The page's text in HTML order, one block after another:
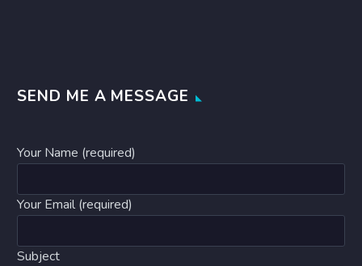
SEND ME A MESSAGE
Your Name (required)
Your Email (required)
Subject